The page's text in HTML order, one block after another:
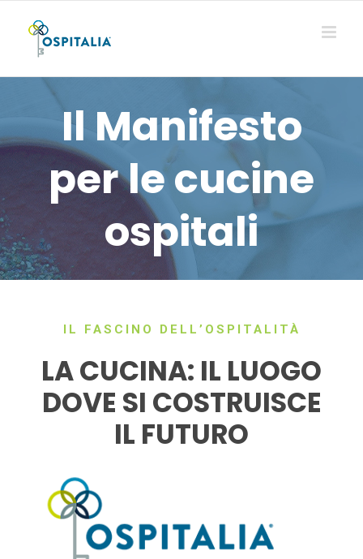
contenuto
Il Manifesto
per le cucine
ospitali
IL FASCINO DELL’OSPITALITÀ
LA CUCINA: IL LUOGO
DOVE SI COSTRUISCE
IL FUTURO